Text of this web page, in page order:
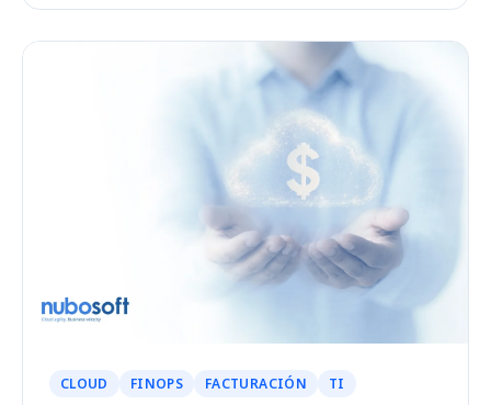
CLOUD FINOPS FACTURACIÓN TI